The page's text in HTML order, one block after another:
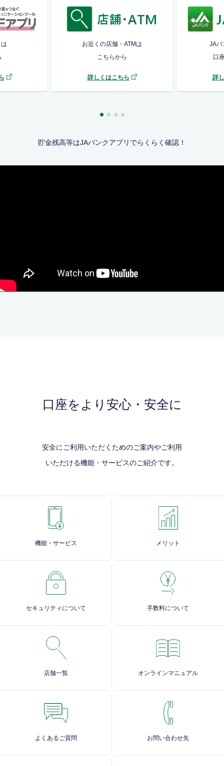
お近くの店舗・ATMは
こちらから
詳しくはこちら
JAバ
口
詳
貯金残高等はJAバンクアプリでらくらく確認！
口座をより安心・安全に
安全にご利用いただくためのご案内やご利用
いただける機能・サービスのご紹介です。
機能・サービス メリット
セキュリティについて 手数料について
店舗一覧 オンラインマニュアル
よくあるご質問 お問い合わせ先